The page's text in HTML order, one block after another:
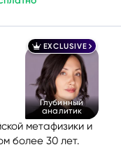
EXCLUSIVE
Глубинный
аналитик